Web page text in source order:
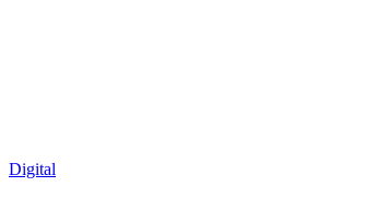
Digital